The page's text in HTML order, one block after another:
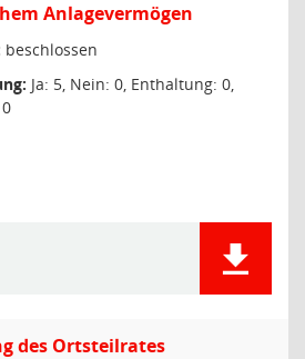
Anlagevermögen
beschlossen
Ja: 5, Nein: 0, Enthaltung: 0,
des Ortsteilrates